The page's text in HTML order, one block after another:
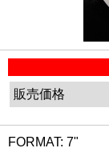
販売価格
FORMAT: 7"